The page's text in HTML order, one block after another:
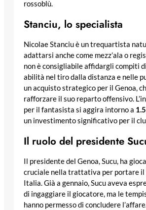
rossoblù.
Stanciu, lo specialista
Nicolae Stanciu è un trequartista
adattarsi anche come mezz’ala o
non è consigliabile affidargli compiti
abilità nel tiro dalla distanza e nelle
un acquisto strategico per il Genoa,
rafforzare il suo reparto offensivo.
per il fantasista si aggira intorno a
un investimento significativo per il
Il ruolo del presidente
Il presidente del Genoa, Sucu, ha
cruciale nella trattativa per portare
Italia. Già a gennaio, Sucu aveva
di ingaggiare il giocatore, ma le
hanno permesso di concludere